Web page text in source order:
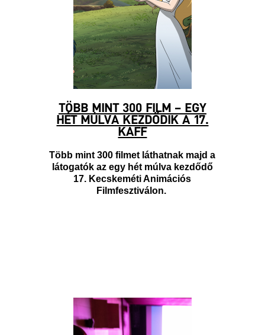
TÖBB MINT 300 FILM – EGY
HÉT MÚLVA KEZDŐDIK A 17.
KAFF
Több mint 300 filmet láthatnak majd a
látogatók az egy hét múlva kezdődő
17. Kecskeméti Animációs
Filmfesztiválon.